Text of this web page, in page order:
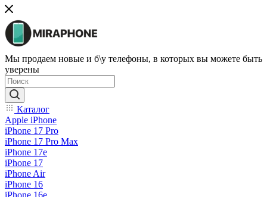
Мы продаем новые и б\у телефоны, в которых вы можете быть
уверены
Каталог
Apple iPhone
iPhone 17 Pro
iPhone 17 Pro Max
iPhone 17e
iPhone 17
iPhone Air
iPhone 16
iPhone 16e